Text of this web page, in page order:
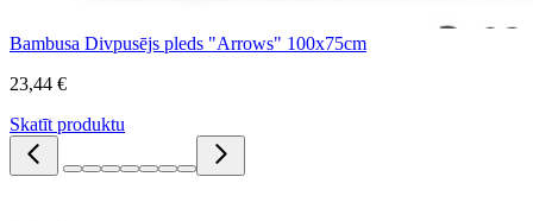
Bambusa Divpusējs pleds "Arrows" 100x75cm
23,44 €
Skatīt produktu